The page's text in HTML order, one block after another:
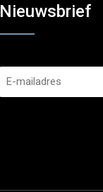
Nieuwsbrief